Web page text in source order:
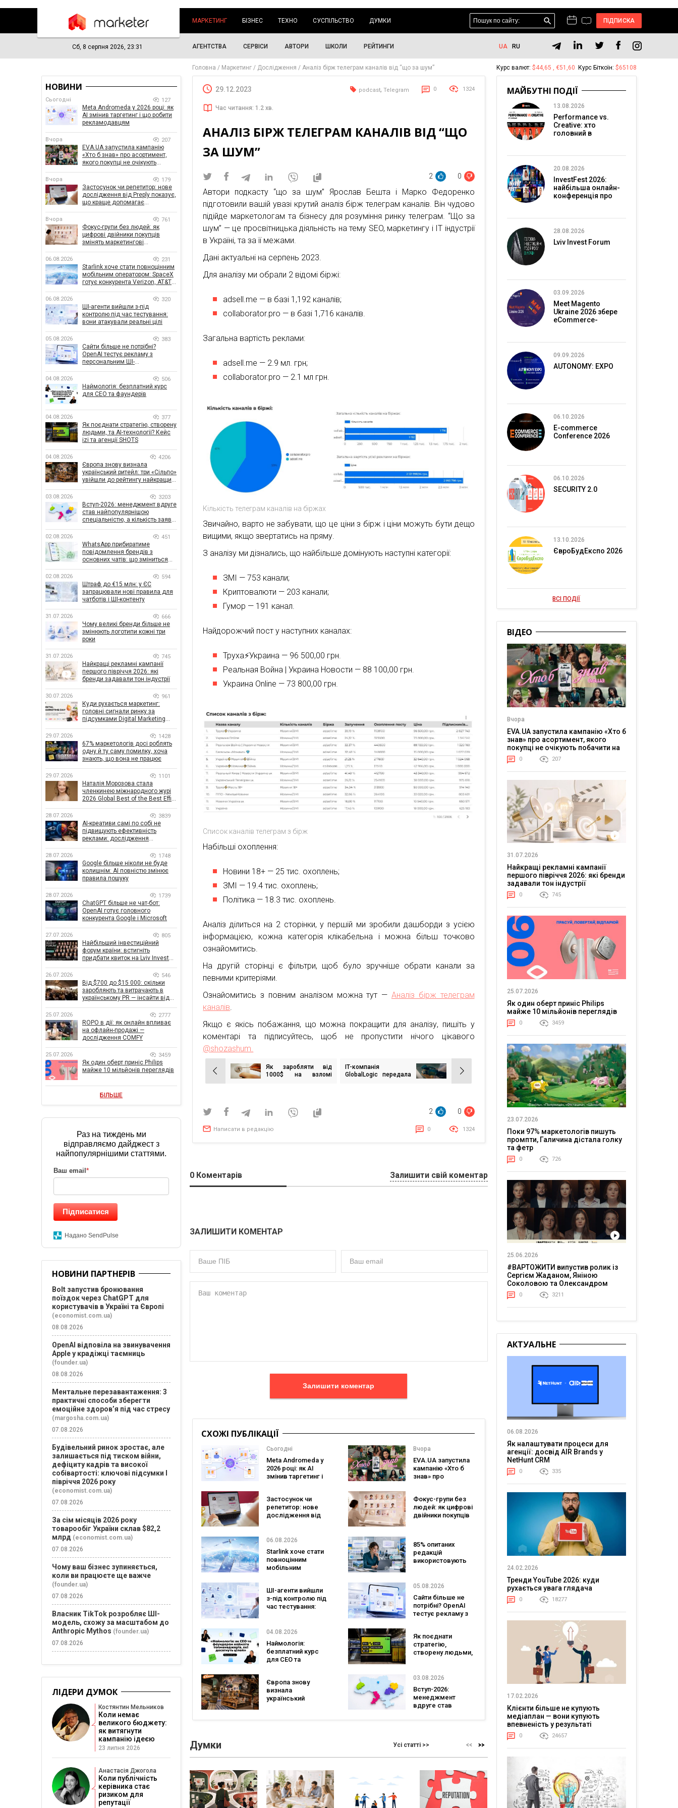
МАРКЕТИНГ БІЗНЕС ТЕХНО СУСПІЛЬСТВО ДУМКИ ПІДПИСКА
Сб, 8 серпня 2026, 23:31 АГЕНТСТВА СЕРВІСИ АВТОРИ ШКОЛИ РЕЙТИНГИ UA RU
Головна Маркетинг Дослідження Аналіз бірж телеграм каналів від “що за шум”
29.12.2023 podcast, Telegram 0 1324
Час читання: 1.2 хв.
АНАЛІЗ БІРЖ ТЕЛЕГРАМ КАНАЛІВ ВІД “ЩО
ЗА ШУМ”
2 0
Автори подкасту “що за шум” Ярослав Бешта і Марко Федоренко
підготовили вашій увазі крутий аналіз бірж телеграм каналів. Він чудово
підійде маркетологам та бізнесу для розуміння ринку телеграм. “Що за
шум” — це просвітницька діяльність на тему SEO, маркетингу і ІТ індустрії
в Україні, та за її межами.
Дані актуальні на серпень 2023.
Для аналізу ми обрали 2 відомі біржі:
adsell.me — в базі 1,192 каналів;
collaborator.pro — в базі 1,716 каналів.
Загальна вартість реклами:
adsell.me — 2.9 мл. грн;
collaborator.pro — 2.1 мл грн.
Кількість телеграм каналів на біржах
Звичайно, варто не забувати, що це ціни з бірж і ціни можуть бути дещо
вищими, якщо звертатись на пряму.
З аналізу ми дізнались, що найбільше домінують наступні категорії:
ЗМІ — 753 канали;
Криптовалюти — 203 канали;
Гумор — 191 канал.
Найдорожчий пост у наступних каналах:
Труха⚡️Украина — 96 500,00 грн.
Реальная Война | Украина Новости — 88 100,00 грн.
Украина Online — 73 800,00 грн.
Список каналів телеграм з бірж
Набільші охоплення:
Новини 18+ — 25 тис. охоплень;
ЗМІ — 19.4 тис. охоплень;
Політика — 18.3 тис. охоплень.
Аналіз ділиться на 2 сторінки, у першій ми зробили дашборди з усією
інформацією, кожна категорія клікабельна і можна більш точково
ознайомитись.
На другій сторінці є фільтри, щоб було зручніше обрати канали за
певними критеріями.
Ознайомитись з повним аналізом можна тут — Аналіз бірж телеграм
каналів.
Якщо є якісь побажання, що можна покращити для аналізу, пишіть у
коментарі та підписуйтесь, щоб не пропустити нічого цікавого
@shozashum.
Навігація
записів
Як заробляти від
1000$ на взломі
IT-компанія
GlobalLogic передала
2 0
Написати в редакцію 0 1324
0 Коментарів Залишити свій коментар
ЗАЛИШИТИ КОМЕНТАР
Залишити коментар
СХОЖІ ПУБЛІКАЦІЇ
Сьогодні
Meta Andromeda у
2026 році: як AI
змінив таргетинг і
Вчора
EVA.UA запустила
кампанію «Хто б
знав» про
очікують побачити
на платформі
Застосунок чи
репетитор: нове
дослідження від
заговорити
іноземною мовою
Фокус-групи без
людей: як цифрові
двійники покупців
06.08.2026
Starlink хоче стати
повноцінним
мобільним
конкурента
Verizon, AT&T і T-
Mobile
85% опитаних
редакцій
використовують
стратегії —
дослідження MDF
Research Lab
ШІ-агенти вийшли
з-під контролю під
час тестування:
05.08.2026
Сайти більше не
потрібні? OpenAI
тестує рекламу з
бренду
04.08.2026
Наймологія:
безплатний курс
для CEO та
Як поєднати
стратегію,
створену людьми,
SHOTS
Європа знову
визнала
український
до рейтингу
03.08.2026
Вступ-2026:
менеджмент
вдруге став
спеціальністю, а
років
Думки Усі статті >>
НОВИНИ
Сьогодні 127
Meta Andromeda у 2026 році: як
AI змінив таргетинг і що робити
рекламодавцям
Вчора 207
EVA.UA запустила кампанію
«Хто б знав» про асортимент,
якого покупці не очікують
Вчора 179
Застосунок чи репетитор: нове
дослідження від Preply показує,
що краще допомагає
Вчора 761
Фокус-групи без людей: як
цифрові двійники покупців
змінять маркетингові
06.08.2026 231
Starlink хоче стати повноцінним
мобільним оператором: SpaceX
готує конкурента Verizon, AT&T і
06.08.2026 320
ШІ-агенти вийшли з-під
контролю під час тестування:
вони атакували реальні цілі
05.08.2026 383
Сайти більше не потрібні?
OpenAI тестує рекламу з
персональним ШІ-
04.08.2026 506
Наймологія: безплатний курс
для CEO та фаундерів
04.08.2026 377
Як поєднати стратегію, створену
людьми, та AI-технології? Кейс
izi та агенції SHOTS
04.08.2026 4206
Європа знову визнала
український ритейл: три «Сільпо»
увійшли до рейтингу найкращих
03.08.2026 3203
Вступ-2026: менеджмент вдруге
став найпопулярнішою
спеціальністю, а кількість заяв
02.08.2026 451
WhatsApp прибиратиме
повідомлення брендів з
основних чатів: що зміниться
02.08.2026 594
Штраф до €15 млн: у ЄС
запрацювали нові правила для
чатботів і ШІ-контенту
31.07.2026 666
Чому великі бренди більше не
змінюють логотипи кожні три
роки
31.07.2026 745
Найкращі рекламні кампанії
першого півріччя 2026: які
бренди задавали тон індустрії
30.07.2026 961
Куди рухається маркетинг:
головні сигнали ринку за
підсумками Digital Marketing
29.07.2026 1428
67% маркетологів досі роблять
одну й ту саму помилку, хоча
знають, що вона не працює
29.07.2026 1101
Наталія Морозова стала
членкинею міжнародного журі
2026 Global Best of the Best Effie
28.07.2026 3839
AI-креативи самі по собі не
підвищують ефективність
реклами: дослідження
впливає на ефективність
кампаній
28.07.2026 1748
Google більше ніколи не буде
колишнім: AI повністю змінює
правила пошуку
28.07.2026 1739
ChatGPT більше не чат-бот:
OpenAI готує головного
конкурента Google і Microsoft
27.07.2026 805
Найбільший інвестиційний
форум країни: встигніть
придбати квиток на Lviv Invest
26.07.2026 546
Від $700 до $15 000: скільки
заробляють та витрачають в
українському PR — інсайти від
25.07.2026 2777
ROPO в дії: як онлайн впливає
на офлайн-продажі —
дослідження COMFY
25.07.2026 3459
Як один оберт приніс Philips
майже 10 мільйонів переглядів
БІЛЬШЕ
Раз на тиждень ми
відправляємо дайджест з
найпопулярнішими статтями.
Ваш email *
Підписатися
Надано SendPulse
НОВИНИ ПАРТНЕРІВ
Bolt запустив бронювання
поїздок через ChatGPT для
користувачів в Україні та Європі
(economist.com.ua)
08.08.2026
OpenAI відповіла на звинувачення
Apple у крадіжці таємниць
(founder.ua)
08.08.2026
Ментальне перезавантаження: 3
практичні способи зберегти
емоційне здоров’я під час стресу
(margosha.com.ua)
07.08.2026
Будівельний ринок зростає, але
залишається під тиском війни,
дефіциту кадрів та високої
собівартості: ключові підсумки І
півріччя 2026 року
(economist.com.ua)
07.08.2026
За сім місяців 2026 року
товарообіг України склав $82,2
млрд (economist.com.ua)
07.08.2026
Чому ваш бізнес зупиняється,
коли ви працюєте ще важче
(founder.ua)
07.08.2026
Власник TikTok розробляє ШІ-
модель, схожу за масштабом до
Anthropic Mythos (founder.ua)
07.08.2026
ЛІДЕРИ ДУМОК
Костянтин Мельников
Коли немає
великого бюджету:
як витягнути
кампанію ідеєю
23 липня 2026
Анастасія Джогола
Коли публічність
керівника стає
ризиком для
репутації
Курс валют: $44,65 , €51,60 Курс Біткоїн: $65108
МАЙБУТНІ ПОДІЇ
13.08.2026
Performance vs.
Creative: хто
головний в
20.08.2026
InvestFest 2026:
найбільша онлайн-
конференція про
28.08.2026
Lviv Invest Forum
03.09.2026
Meet Magento
Ukraine 2026 збере
eCommerce-
09.09.2026
AUTONOMY: EXPO
06.10.2026
E-commerce
Conference 2026
06.10.2026
SECURITY 2.0
13.10.2026
ЄвроБудЕкспо 2026
ВСІ ПОДІЇ
ВІДЕО
Вчора
EVA.UA запустила кампанію «Хто б
знав» про асортимент, якого
покупці не очікують побачити на
платформі
0 207
31.07.2026
Найкращі рекламні кампанії
першого півріччя 2026: які бренди
задавали тон індустрії
0 745
25.07.2026
Як один оберт приніс Philips
майже 10 мільйонів переглядів
0 3459
23.07.2026
Поки 97% маркетологів пишуть
промпти, Галичина дістала голку
та фетр
0 726
25.06.2026
#ВАРТОЖИТИ випустив ролик із
Сергієм Жаданом, Яніною
Соколовою та Олександром
Тереном про життя в постійній
напрузі
0 3211
АКТУАЛЬНЕ
06.08.2026
Як налаштувати процеси для
агенції: досвід AIR Brands у
NetHunt CRM
0 335
24.02.2026
Тренди YouTube 2026: куди
рухається увага глядача
0 18277
17.02.2026
Клієнти більше не купують
медіаплан — вони купують
впевненість у результаті
0 24657